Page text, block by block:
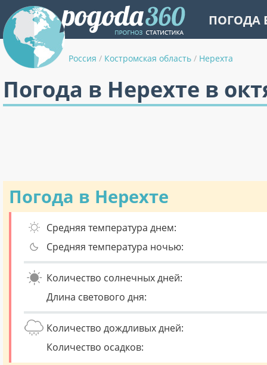
ПОГОДА
Россия / Костромская область / Нерехта
Погода в Нерехте в
Погода в Нерехте
Средняя температура днем:
Средняя температура ночью:
Количество солнечных дней:
Длина светового дня:
Количество дождливых дней:
Количество осадков: